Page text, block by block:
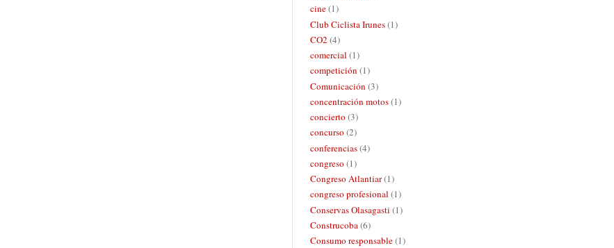
cine(1)
Club Ciclista Irunes(1)
CO2 (4)
comercial (1)
competición (1)
Comunicación (3)
concentración motos(1)
concierto (3)
concurso (2)
conferencias(4)
congreso (1)
Congreso Atlantiar(1)
congreso profesional (1)
Conservas Olasagasti (1)
Construcoba(6)
Consumo responsable(1)